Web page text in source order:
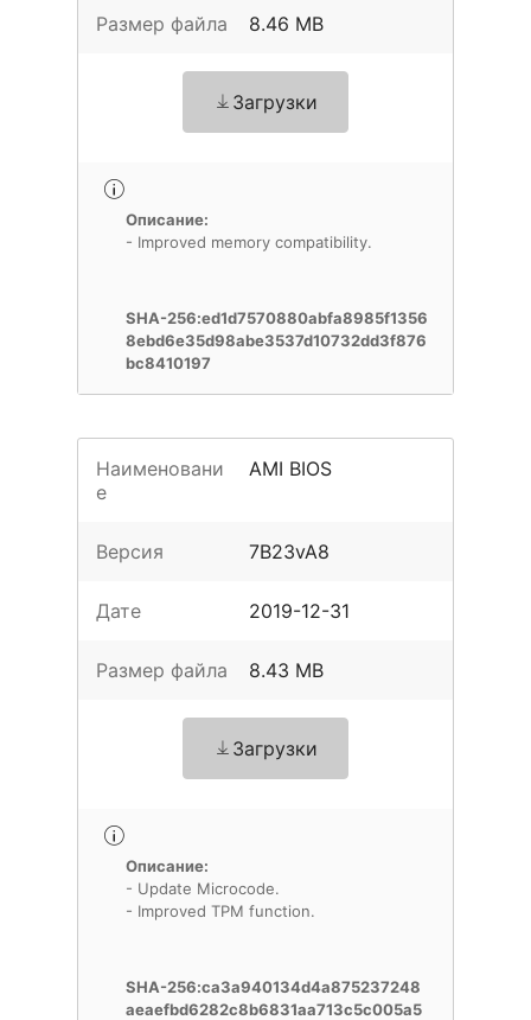
Размер файла 8.46 MB
Загрузки
Описание:
- Improved memory compatibility.
SHA-256:ed1d7570880abfa8985f1356
8ebd6e35d98abe3537d10732dd3f876
bc8410197
Наименовани
е
AMI BIOS
Версия 7B23vA8
Дате 2019-12-31
Размер файла 8.43 MB
Загрузки
Описание:
- Update Microcode.
- Improved TPM function.
SHA-256:ca3a940134d4a875237248
aeaefbd6282c8b6831aa713c5c005a5